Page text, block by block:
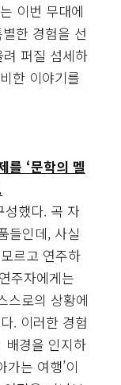
이번 무대에
한 경험을 선
퍼질 섬세하
한 이야기를
를 ‘문학의 멜
성했다. 곡 자
들인데, 사실
르고 연주하
주자에게는
스로의 상황에
. 이러한 경험
배경을 인지하
는 여행’이